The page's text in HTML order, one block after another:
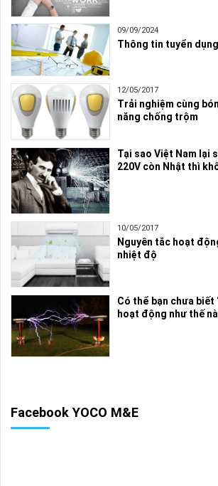
09/09/2024
Thông tin tuyển dụng
12/05/2017
Trải nghiệm cùng
năng chống trộm
Tại sao Việt Nam lại
220V còn Nhật thì
10/05/2017
Nguyên tắc hoạt
nhiệt độ
Có thể bạn chưa biết
hoạt động như thế
Facebook YOCO M&E